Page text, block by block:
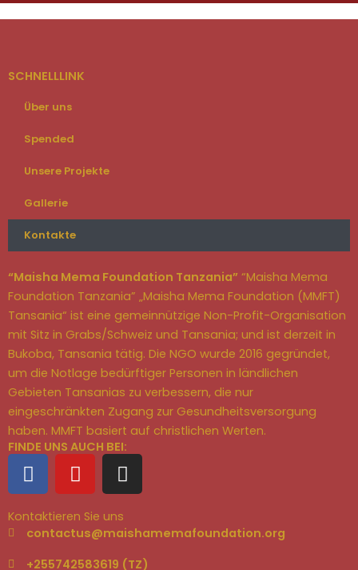
SCHNELLLINK
Über uns
Spended
Unsere Projekte
Gallerie
Kontakte
“Maisha Mema Foundation Tanzania” “Maisha Mema
Foundation Tanzania” „Maisha Mema Foundation (MMFT)
Tansania“ ist eine gemeinnützige Non-Profit-Organisation
mit Sitz in Grabs/Schweiz und Tansania; und ist derzeit in
Bukoba, Tansania tätig. Die NGO wurde 2016 gegründet,
um die Notlage bedürftiger Personen in ländlichen
Gebieten Tansanias zu verbessern, die nur
eingeschränkten Zugang zur Gesundheitsversorgung
haben. MMFT basiert auf christlichen Werten.
FINDE UNS AUCH BEI:
F
a
c
e
b
o
Y
o
u
t
u
b
I
n
s
t
a
g
Kontaktieren Sie uns
contactus@maishamemafoundation.org
+255742583619 (TZ)